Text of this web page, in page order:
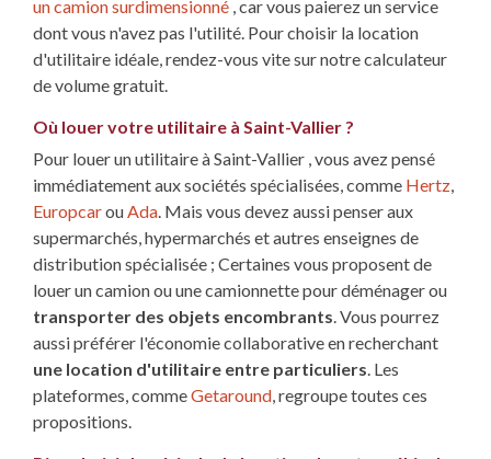
un camion surdimensionné , car vous paierez un service
dont vous n'avez pas l'utilité. Pour choisir la location
d'utilitaire idéale, rendez-vous vite sur notre calculateur
de volume gratuit.
Où louer votre utilitaire à Saint-Vallier ?
Pour louer un utilitaire à Saint-Vallier , vous avez pensé
immédiatement aux sociétés spécialisées, comme Hertz,
EuropcarouAda. Mais vous devez aussi penser aux
supermarchés, hypermarchés et autres enseignes de
distribution spécialisée ; Certaines vous proposent de
louer un camion ou une camionnette pour déménager ou
transporter des objets encombrants. Vous pourrez
aussi préférer l'économie collaborative en recherchant
une location d'utilitaire entre particuliers. Les
plateformes, commeGetaround, regroupe toutes ces
propositions.